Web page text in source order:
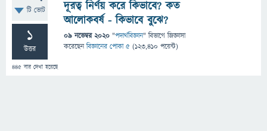
টি ভোট
1
উত্তর
445 বার দেখা হয়েছে
দূরত্ব নির্ণয় করে কিভাবে? কত
আলোকবর্ষ - কিভাবে বুঝে?
09 নভেম্বর 2020 "পদার্থবিজ্ঞান" বিভাগে জিজ্ঞাসা
করেছেনবিজ্ঞানের পোকা ৫ (123,410 পয়েন্ট)